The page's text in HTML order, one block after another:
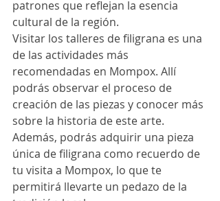
patrones que reflejan la esencia
cultural de la región.
Visitar los talleres de filigrana es una
de las actividades más
recomendadas en Mompox. Allí
podrás observar el proceso de
creación de las piezas y conocer más
sobre la historia de este arte.
Además, podrás adquirir una pieza
única de filigrana como recuerdo de
tu visita a Mompox, lo que te
permitirá llevarte un pedazo de la